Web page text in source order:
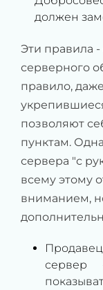
должен
Эти правила
серверного
правило,
позволяют
пунктам.
сервера "с
всему этому
вниманием,